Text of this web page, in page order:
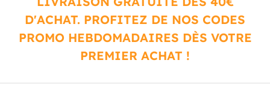
D'ACHAT. PROFITEZ DE NOS CODES
PROMO HEBDOMADAIRES DÈS VOTRE
PREMIER ACHAT !